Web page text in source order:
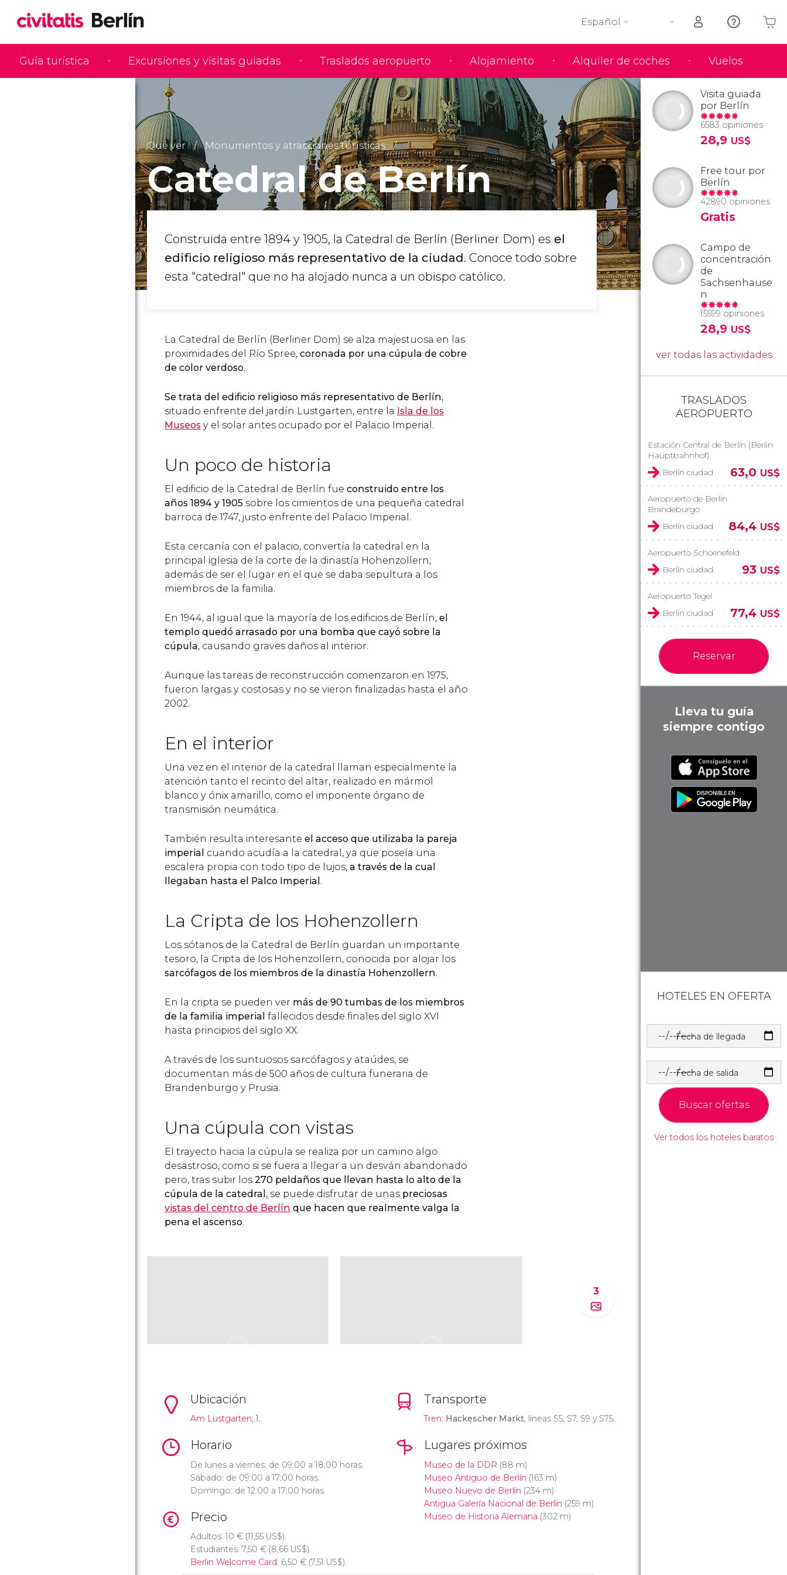
Guía turística Excursiones y visitas guiadas Traslados aeropuerto Alojamiento Alquiler de coches Vuelos
Español
Tu carrito está vacío
Qué ver Monumentos y atracciones turísticas
Catedral de Berlín
Construida entre 1894 y 1905, la Catedral de Berlín (Berliner Dom) es el
edificio religioso más representativo de la ciudad. Conoce todo sobre
esta "catedral" que no ha alojado nunca a un obispo católico.
La Catedral de Berlín (Berliner Dom) se alza majestuosa en las
proximidades del Río Spree, coronada por una cúpula de cobre
de color verdoso.
Se trata del edificio religioso más representativo de Berlín,
situado enfrente del jardín Lustgarten, entre la Isla de los
Museos y el solar antes ocupado por el Palacio Imperial.
Un poco de historia
El edificio de la Catedral de Berlín fue construido entre los
años 1894 y 1905 sobre los cimientos de una pequeña catedral
barroca de 1747, justo enfrente del Palacio Imperial.
Esta cercanía con el palacio, convertía la catedral en la
principal iglesia de la corte de la dinastía Hohenzollern,
además de ser el lugar en el que se daba sepultura a los
miembros de la familia.
En 1944, al igual que la mayoría de los edificios de Berlín, el
templo quedó arrasado por una bomba que cayó sobre la
cúpula, causando graves daños al interior.
Aunque las tareas de reconstrucción comenzaron en 1975,
fueron largas y costosas y no se vieron finalizadas hasta el año
2002.
En el interior
Una vez en el interior de la catedral llaman especialmente la
atención tanto el recinto del altar, realizado en mármol
blanco y ónix amarillo, como el imponente órgano de
transmisión neumática.
También resulta interesante el acceso que utilizaba la pareja
imperial cuando acudía a la catedral, ya que poseía una
escalera propia con todo tipo de lujos, a través de la cual
llegaban hasta el Palco Imperial .
La Cripta de los Hohenzollern
Los sótanos de la Catedral de Berlín guardan un importante
tesoro, la Cripta de los Hohenzollern, conocida por alojar los
sarcófagos de los miembros de la dinastía Hohenzollern.
En la cripta se pueden ver más de 90 tumbas de los miembros
de la familia imperial fallecidos desde finales del siglo XVI
hasta principios del siglo XX.
A través de los suntuosos sarcófagos y ataúdes, se
documentan más de 500 años de cultura funeraria de
Brandenburgo y Prusia.
Una cúpula con vistas
El trayecto hacia la cúpula se realiza por un camino algo
desastroso, como si se fuera a llegar a un desván abandonado
pero, tras subir los 270 peldaños que llevan hasta lo alto de la
cúpula de la catedral , se puede disfrutar de unas preciosas
vistas del centro de Berlín que hacen que realmente valga la
pena el ascenso.
3
Ubicación
Am Lustgarten, 1.
Horario
De lunes a viernes: de 09:00 a 18:00 horas.
Sábado: de 09:00 a 17:00 horas.
Domingo: de 12:00 a 17:00 horas.
Precio
Adultos: 10 € (11,55 US$).
Estudiantes: 7,50 € (8,66 US$).
Berlin Welcome Card: 6,50 € (7,51 US$).
Transporte
Tren: Hackescher Markt, líneas S5, S7, S9 y S75.
Lugares próximos
Museo de la DDR (88 m)
Museo Antiguo de Berlín (163 m)
Museo Nuevo de Berlín (234 m)
Antigua Galería Nacional de Berlín (259 m)
Museo de Historia Alemana (302 m)
Visita guiada
por Berlín
6583 opiniones
28,9 US$
Free tour por
Berlín
42890 opiniones
Gratis
Campo de
concentración
de
Sachsenhause
n
15599 opiniones
28,9 US$
ver todas las actividades
TRASLADOS
AEROPUERTO
Estación Central de Berlín (Berlin
Hauptbahnhof)
Berlín ciudad
63,0 US$
Aeropuerto de Berlín
Brandeburgo
Berlín ciudad
84,4 US$
Aeropuerto Schoenefeld
Berlín ciudad
93 US$
Aeropuerto Tegel
Berlín ciudad
77,4 US$
Reservar
Lleva tu guía
siempre contigo
HOTELES EN OFERTA
Fecha de llegada
Fecha de salida
Buscar ofertas
Ver todos los hoteles baratos